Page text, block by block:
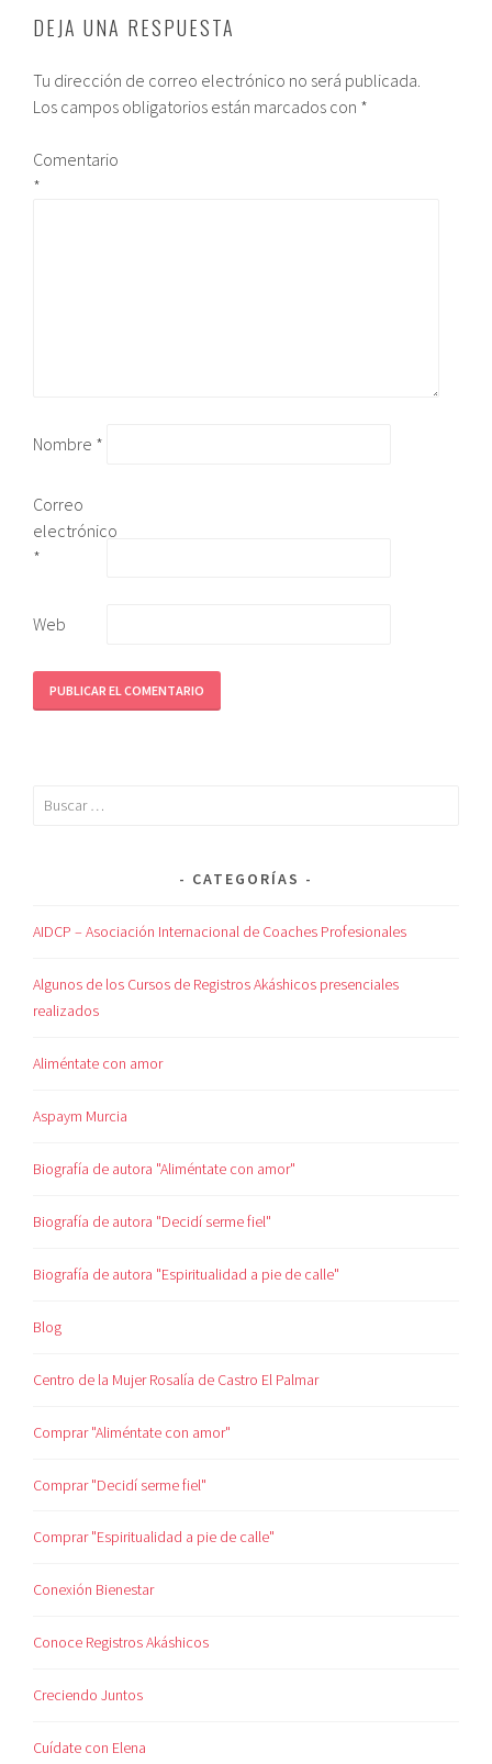
DEJA UNA RESPUESTA
Tu dirección de correo electrónico no será publicada.
Los campos obligatorios están marcados con *
Comentario
*
Nombre *
Correo
electrónico
*
Web
CATEGORÍAS
AIDCP – Asociación Internacional de Coaches Profesionales
Algunos de los Cursos de Registros Akáshicos presenciales
realizados
Aliméntate con amor
Aspaym Murcia
Biografía de autora "Aliméntate con amor"
Biografía de autora "Decidí serme fiel"
Biografía de autora "Espiritualidad a pie de calle"
Blog
Centro de la Mujer Rosalía de Castro El Palmar
Comprar "Aliméntate con amor"
Comprar "Decidí serme fiel"
Comprar "Espiritualidad a pie de calle"
Conexión Bienestar
Conoce Registros Akáshicos
Creciendo Juntos
Cuídate con Elena